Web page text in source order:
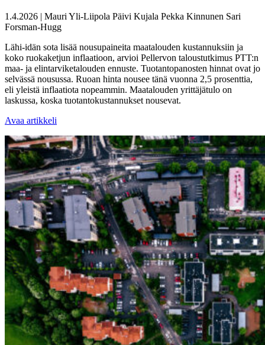
1.4.2026 | Mauri Yli-Liipola Päivi Kujala Pekka Kinnunen Sari
Forsman-Hugg
Lähi-idän sota lisää nousupaineita maatalouden kustannuksiin ja
koko ruokaketjun inflaatioon, arvioi Pellervon taloustutkimus PTT:n
maa- ja elintarviketalouden ennuste. Tuotantopanosten hinnat ovat jo
selvässä nousussa. Ruoan hinta nousee tänä vuonna 2,5 prosenttia,
eli yleistä inflaatiota nopeammin. Maatalouden yrittäjätulo on
laskussa, koska tuotantokustannukset nousevat.
Avaa artikkeli